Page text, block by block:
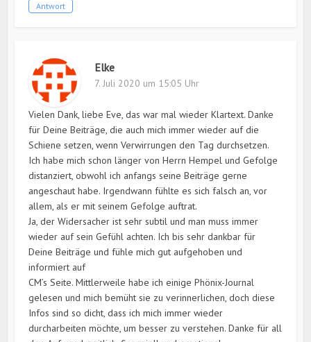
Antwort
Elke
7. Juli 2020 um 15:05 Uhr
Vielen Dank, liebe Eve, das war mal wieder Klartext. Danke
für Deine Beiträge, die auch mich immer wieder auf die
Schiene setzen, wenn Verwirrungen den Tag durchsetzen.
Ich habe mich schon länger von Herrn Hempel und Gefolge
distanziert, obwohl ich anfangs seine Beiträge gerne
angeschaut habe. Irgendwann fühlte es sich falsch an, vor
allem, als er mit seinem Gefolge auftrat.
Ja, der Widersacher ist sehr subtil und man muss immer
wieder auf sein Gefühl achten. Ich bis sehr dankbar für
Deine Beiträge und fühle mich gut aufgehoben und
informiert auf
CM’s Seite. Mittlerweile habe ich einige Phönix-Journal
gelesen und mich bemüht sie zu verinnerlichen, doch diese
Infos sind so dicht, dass ich mich immer wieder
durcharbeiten möchte, um besser zu verstehen. Danke für all